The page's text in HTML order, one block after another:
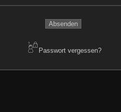
Passwort vergessen?